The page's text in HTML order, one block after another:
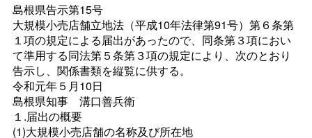
島根県告示第15号
大規模小売店舗立地法（平成10年法律第91号）第６条第
１項の規定による届出があったので、同条第３項におい
て準用する同法第５条第３項の規定により、次のとおり
告示し、関係書類を縦覧に供する。
令和元年５月10日
島根県知事 溝口善兵衛
１.届出の概要
(1)大規模小売店舗の名称及び所在地